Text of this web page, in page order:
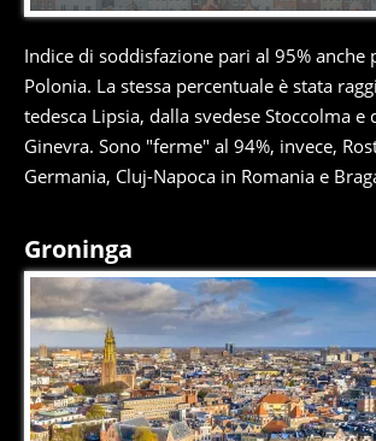
Indice di soddisfazione pari al 95% anche
Polonia. La stessa percentuale è stata
tedesca Lipsia, dalla svedese Stoccolma e
Ginevra. Sono "ferme" al 94%, invece,
Germania, Cluj-Napoca in Romania e
Groninga